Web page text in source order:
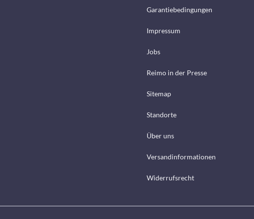
Garantiebedingungen
Impressum
Jobs
Reimo in der Presse
Sitemap
Standorte
Über uns
Versandinformationen
Widerrufsrecht